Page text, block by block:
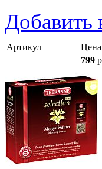
Добавить
Артикул Цена
799